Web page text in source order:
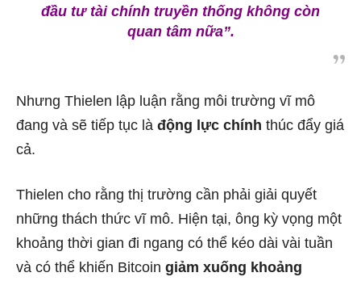
đầu tư tài chính truyền thống không còn
quan tâm nữa”.
Nhưng Thielen lập luận rằng môi trường vĩ mô
đang và sẽ tiếp tục là động lực chính thúc đẩy giá
cả.
Thielen cho rằng thị trường cần phải giải quyết
những thách thức vĩ mô. Hiện tại, ông kỳ vọng một
khoảng thời gian đi ngang có thể kéo dài vài tuần
và có thể khiến Bitcoin giảm xuống khoảng